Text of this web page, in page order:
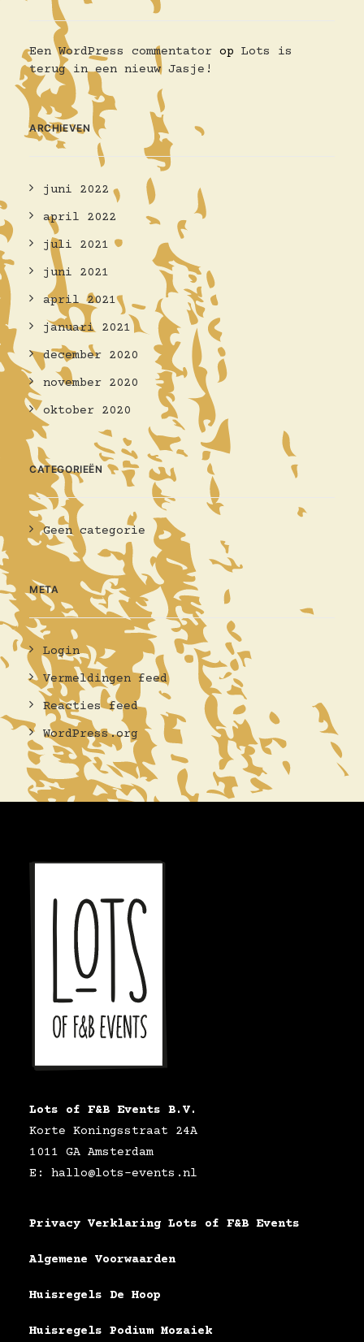
Een WordPress commentator op Lots is
terug in een nieuw Jasje!
ARCHIEVEN
juni 2022
april 2022
juli 2021
juni 2021
april 2021
januari 2021
december 2020
november 2020
oktober 2020
CATEGORIEËN
Geen categorie
META
Login
Vermeldingen feed
Reacties feed
WordPress.org
Lots of F&B Events B.V.
Korte Koningsstraat 24A
1011 GA Amsterdam
E: hallo@lots-events.nl
Privacy Verklaring Lots of F&B Events
Algemene Voorwaarden
Huisregels De Hoop
Huisregels Podium Mozaiek